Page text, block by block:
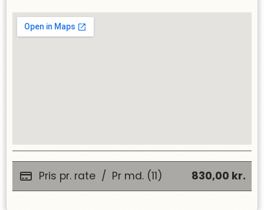
Pris pr. rate / Pr md. (11) 830,00 kr.